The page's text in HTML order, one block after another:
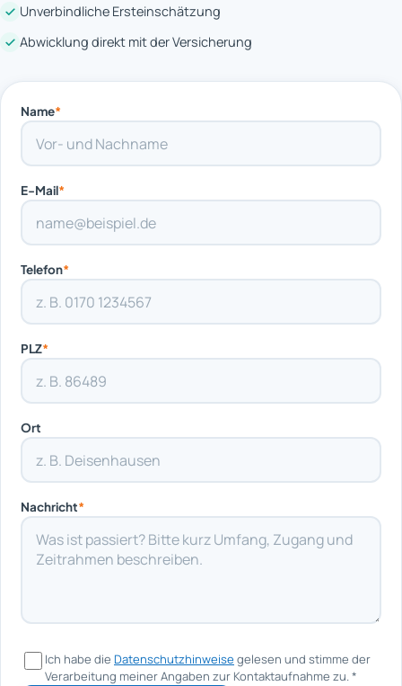
Unverbindliche Ersteinschätzung
Abwicklung direkt mit der Versicherung
Name*
E-Mail*
Telefon*
PLZ*
Ort
Nachricht*
Ich habe die Datenschutzhinweise gelesen und stimme der
Verarbeitung meiner Angaben zur Kontaktaufnahme zu.*